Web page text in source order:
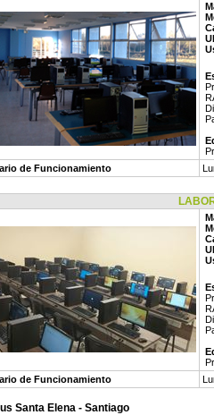
de Funcionamiento
de Funcionamiento
Santa Elena - Santiago